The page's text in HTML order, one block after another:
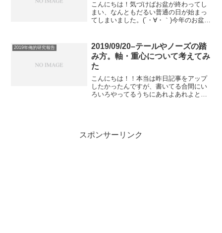
こんにちは！気づけばお盆が終わってし
まい、なんともだるい普通の日が始まっ
てしまいました。(´・∀・｀)今年のお盆も
で、お盆終了とともにスケートもちょっ
と休憩です(´・...
2019年俺的研究報告
2019/09/20–テールやノーズの踏
み方。軸・重心について考えてみ
た
こんにちは！！本当は昨日記事をアップ
したかったんですが、書いてる合間にい
ろいろやってるうちにあれよあれよと時
スポンサーリンク